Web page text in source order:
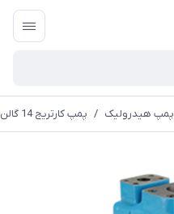
پمپ هیدرولیک / پمپ کارتریج 14 گالن|20V14